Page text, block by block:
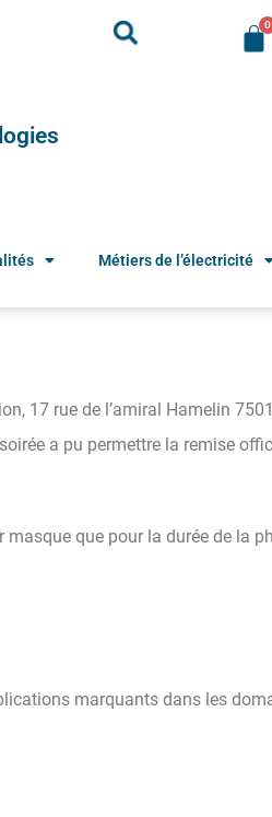
Métiers de l’électricité
17 rue de l’amiral Hamelin
a pu permettre la remise
que pour la durée de la
marquants dans les